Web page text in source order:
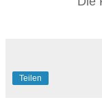
Teilen